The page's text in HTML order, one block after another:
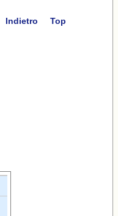
Indietro Top